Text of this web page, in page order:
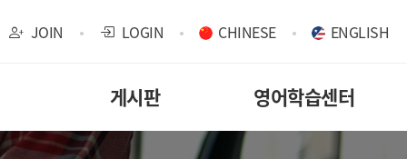
JOIN LOGIN CHINESE ENGLISH
게시판 영어학습센터